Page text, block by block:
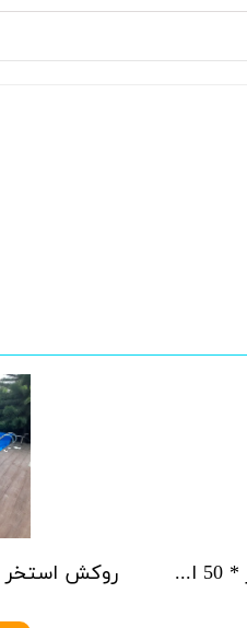
آبنما کرتین استیل 304- 35 آبریز * 50 ارتفاع